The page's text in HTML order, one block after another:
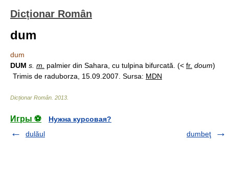
Dicționar Român
dum
dum
DUM s. m. palmier din Sahara, cu tulpina bifurcată. (< fr. doum)
Trimis de raduborza, 15.09.2007. Sursa: MDN
Dicționar Român 2013
Игры ⚽
Нужна курсовая?
dulăul
dumbeţ